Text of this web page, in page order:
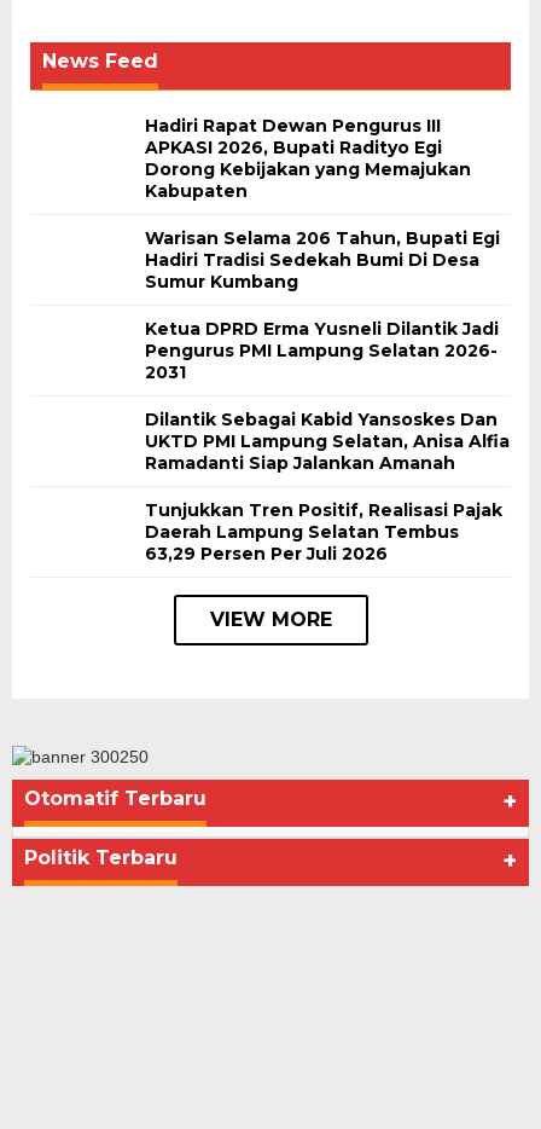
News Feed
Hadiri Rapat Dewan Pengurus III
APKASI 2026, Bupati Radityo Egi
Dorong Kebijakan yang Memajukan
Kabupaten
Warisan Selama 206 Tahun, Bupati Egi
Hadiri Tradisi Sedekah Bumi Di Desa
Sumur Kumbang
Ketua DPRD Erma Yusneli Dilantik Jadi
Pengurus PMI Lampung Selatan 2026-
2031
Dilantik Sebagai Kabid Yansoskes Dan
UKTD PMI Lampung Selatan, Anisa Alfia
Ramadanti Siap Jalankan Amanah
Tunjukkan Tren Positif, Realisasi Pajak
Daerah Lampung Selatan Tembus
63,29 Persen Per Juli 2026
VIEW MORE
Otomatif Terbaru +
Politik Terbaru +